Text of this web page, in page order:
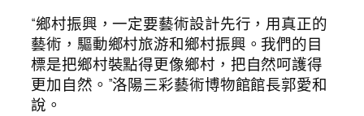
“鄉村振興，一定要藝術設計先行，用真正的
藝術，驅動鄉村旅游和鄉村振興。我們的目
標是把鄉村裝點得更像鄉村，把自然呵護得
更加自然。”洛陽三彩藝術博物館館長郭愛和
說。